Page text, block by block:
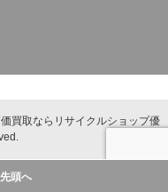
買取ならリサイクルショップ優
頭へ